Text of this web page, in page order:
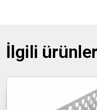
İlgili ürünler